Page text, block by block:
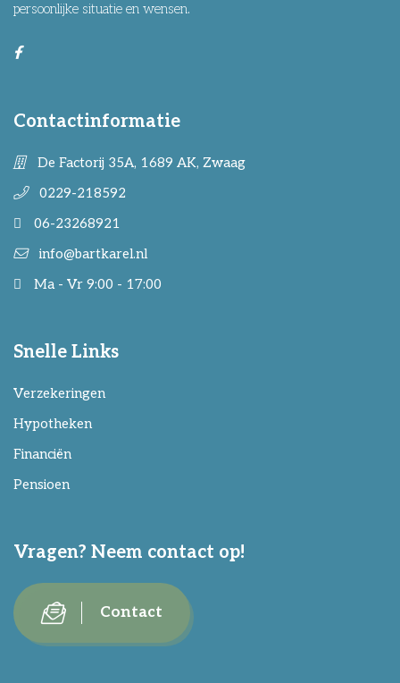
persoonlijke situatie en wensen.
Contactinformatie
De Factorij 35A, 1689 AK, Zwaag
0229-218592
06-23268921
info@bartkarel.nl
Ma - Vr 9:00 - 17:00
Snelle Links
Verzekeringen
Hypotheken
Financiën
Pensioen
Vragen? Neem contact op!
Contact